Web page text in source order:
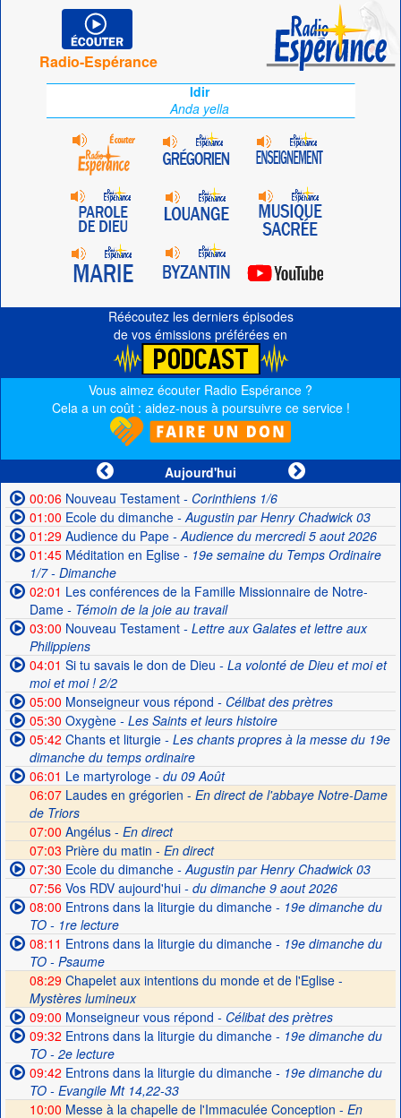
Radio-Espérance
Idir
Anda yella
Réécoutez les derniers épisodes
de vos émissions préférées en
Vous aimez écouter Radio Espérance ?
Cela a un coût : aidez-nous à poursuivre ce service !
Aujourd'hui
00:06Nouveau Testament- Corinthiens 1/6
01:00 Ecole du dimanche- Augustin par Henry Chadwick 03
01:29Audience du Pape- Audience du mercredi 5 aout 2026
01:45Méditation en Eglise- 19e semaine du Temps Ordinaire
1/7 - Dimanche
02:01 Les conférences de la Famille Missionnaire de Notre-
Dame- Témoin de la joie au travail
03:00 Nouveau Testament- Lettre aux Galates et lettre aux
Philippiens
04:01 Si tu savais le don de Dieu - La volonté de Dieu et moi et
moi et moi ! 2/2
05:00 Monseigneur vous répond - Célibat des prètres
05:30 Oxygène- Les Saints et leurs histoire
05:42 Chants et liturgie- Les chants propres à la messe du 19e
dimanche du temps ordinaire
06:01 Le martyrologe- du 09 Août
06:07Laudes en grégorien - En direct de l'abbaye Notre-Dame
de Triors
07:00 Angélus - En direct
07:03 Prière du matin - En direct
07:30 Ecole du dimanche- Augustin par Henry Chadwick 03
07:56Vos RDV aujourd'hui- du dimanche 9 aout 2026
08:00 Entrons dans la liturgie du dimanche- 19e dimanche du
TO - 1re lecture
08:11 Entrons dans la liturgie du dimanche- 19e dimanche du
TO - Psaume
08:29 Chapelet aux intentions du monde et de l'Eglise -
Mystères lumineux
09:00 Monseigneur vous répond - Célibat des prètres
09:32 Entrons dans la liturgie du dimanche- 19e dimanche du
TO - 2e lecture
09:42 Entrons dans la liturgie du dimanche- 19e dimanche du
TO - Evangile Mt 14,22-33
10:00 Messe à la chapelle de l'Immaculée Conception - En